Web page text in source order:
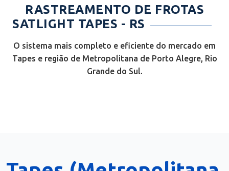
RASTREAMENTO DE FROTAS
SATLIGHT TAPES - RS
O sistema mais completo e eficiente do mercado em
Tapes e região de Metropolitana de Porto Alegre, Rio
Grande do Sul.